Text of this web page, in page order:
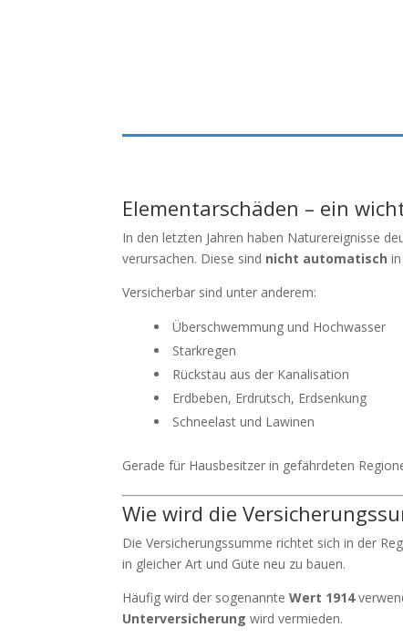
Elementarschäden – ein
In den letzten Jahren haben Naturereignisse
verursachen. Diese sind nicht automatisch
Versicherbar sind unter anderem:
Überschwemmung und Hochwasser
Starkregen
Rückstau aus der Kanalisation
Erdbeben, Erdrutsch, Erdsenkung
Schneelast und Lawinen
Gerade für Hausbesitzer in gefährdeten
Wie wird die
Die Versicherungssumme richtet sich in der
in gleicher Art und Güte neu zu bauen.
Häufig wird der sogenannteWert 1914
Unterversicherung wird vermieden.